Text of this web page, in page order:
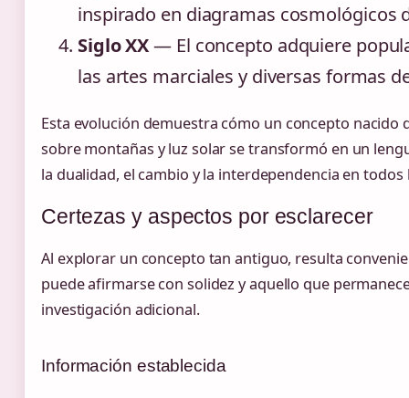
inspirado en diagramas cosmológicos
Siglo XX— El concepto adquiere
las artes marciales y diversas formas
Esta evolución demuestra cómo un concepto nacido
sobre montañas y luz solar se transformó en un
la dualidad, el cambio y la interdependencia en todos
Certezas y aspectos por esclarecer
Al explorar un concepto tan antiguo, resulta
puede afirmarse con solidez y aquello que
investigación adicional.
Información establecida